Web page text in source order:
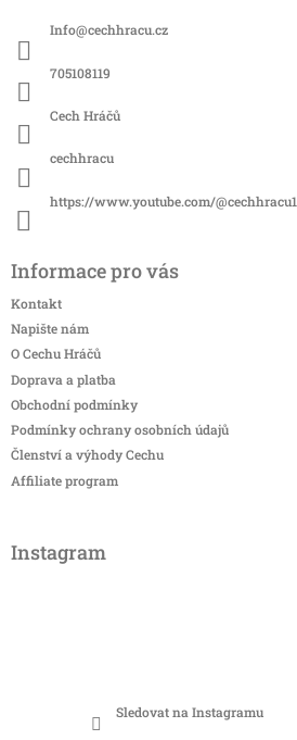
Info@cechhracu.cz
705108119
Cech Hráčů
cechhracu
https://www.youtube.com/@cechhracu1
Informace pro vás
Kontakt
Napište nám
O Cechu Hráčů
Doprava a platba
Obchodní podmínky
Podmínky ochrany osobních údajů
Členství a výhody Cechu
Affiliate program
Instagram
Sledovat na Instagramu